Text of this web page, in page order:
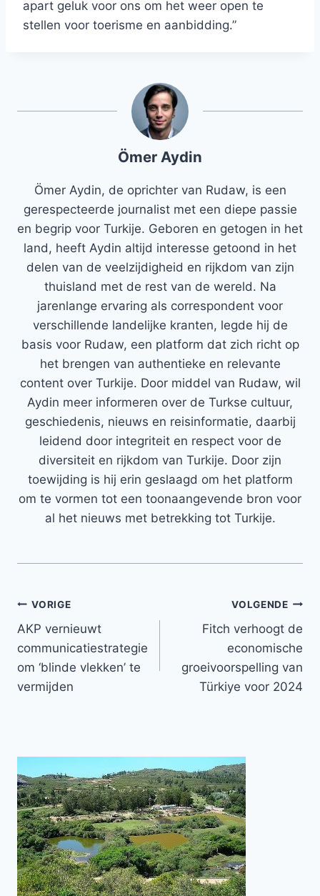
apart geluk voor ons om het weer open te
stellen voor toerisme en aanbidding.”
Ömer Aydin
Ömer Aydin, de oprichter van Rudaw, is een
gerespecteerde journalist met een diepe passie
en begrip voor Turkije. Geboren en getogen in het
land, heeft Aydin altijd interesse getoond in het
delen van de veelzijdigheid en rijkdom van zijn
thuisland met de rest van de wereld. Na
jarenlange ervaring als correspondent voor
verschillende landelijke kranten, legde hij de
basis voor Rudaw, een platform dat zich richt op
het brengen van authentieke en relevante
content over Turkije. Door middel van Rudaw, wil
Aydin meer informeren over de Turkse cultuur,
geschiedenis, nieuws en reisinformatie, daarbij
leidend door integriteit en respect voor de
diversiteit en rijkdom van Turkije. Door zijn
toewijding is hij erin geslaagd om het platform
om te vormen tot een toonaangevende bron voor
al het nieuws met betrekking tot Turkije.
Bericht
navigatie
VORIGE
AKP vernieuwt
communicatiestrategie
om ‘blinde vlekken’ te
vermijden
VOLGENDE
Fitch verhoogt de
economische
groeivoorspelling van
Türkiye voor 2024